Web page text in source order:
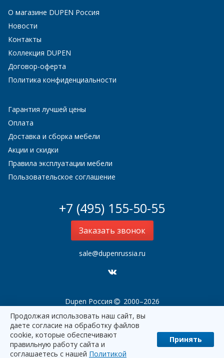
О магазине DUPEN Россия
Новости
Контакты
Коллекция DUPEN
Договор-оферта
Политика конфиденциальности
Гарантия лучшей цены
Оплата
Доставка и сборка мебели
Акции и скидки
Правила эксплуатации мебели
Пользовательское соглашение
+7 (495) 155-50-55
Заказать звонок
sale@dupenrussia.ru
Dupen Россия
2000–2026
Продолжая использовать наш сайт, вы
даете согласие на обработку файлов
cookie, которые обеспечивают
правильную работу сайта и
соглашаетесь с нашей Политикой
Принять